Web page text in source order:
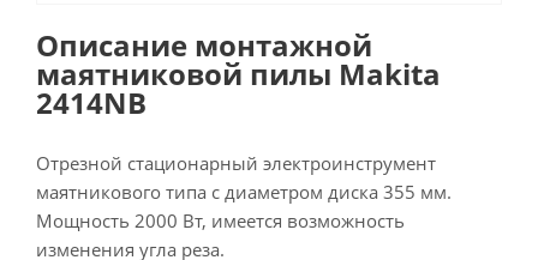
Описание монтажной
маятниковой пилы Makita
2414NB
Отрезной стационарный электроинструмент
маятникового типа с диаметром диска 355 мм.
Мощность 2000 Вт, имеется возможность
изменения угла реза.